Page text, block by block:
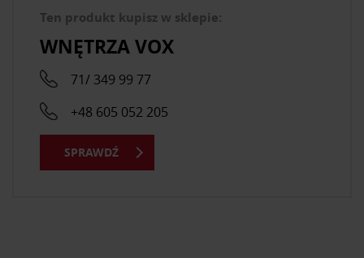
Ten produkt kupisz w sklepie:
WNĘTRZA VOX
71/ 349 99 77
+48 605 052 205
SPRAWDŹ